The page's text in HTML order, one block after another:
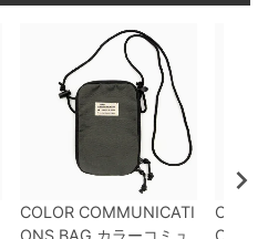
COLOR COMMUNICATI